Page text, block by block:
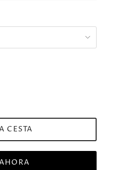
CESTA